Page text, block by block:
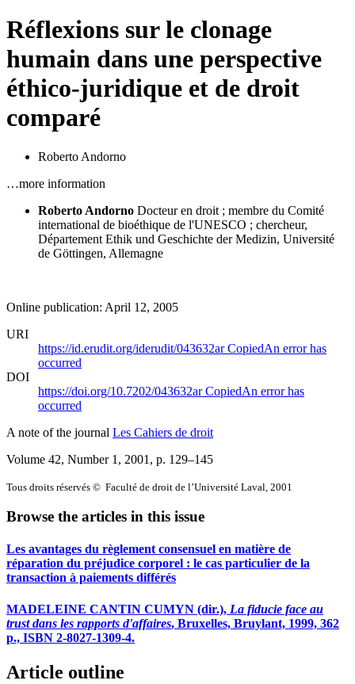
Réflexions sur le clonage
humain dans une perspective
éthico-juridique et de droit
comparé
Roberto Andorno
…more information
Roberto Andorno Docteur en droit ; membre du Comité
international de bioéthique de l'UNESCO ; chercheur,
Département Ethik und Geschichte der Medizin, Université
de Göttingen, Allemagne
Online publication: April 12, 2005
URI
https://id.erudit.org/iderudit/043632arCopiedAn error has
occurred
DOI
https://doi.org/10.7202/043632arCopiedAn error has
occurred
A note of the journal Les Cahiers de droit
Volume 42, Number 1, 2001 , p. 129–145
Tous droits réservés © Faculté de droit de l’Université Laval, 2001
Browse the articles in this issue
Les avantages du règlement consensuel en matière de
réparation du préjudice corporel : le cas particulier de la
transaction à paiements différés
MADELEINE CANTIN CUMYN (dir.), La fiducie face au
trust dans les rapports d'affaires, Bruxelles, Bruylant, 1999, 362
p., ISBN 2-8027-1309-4.
Article outline